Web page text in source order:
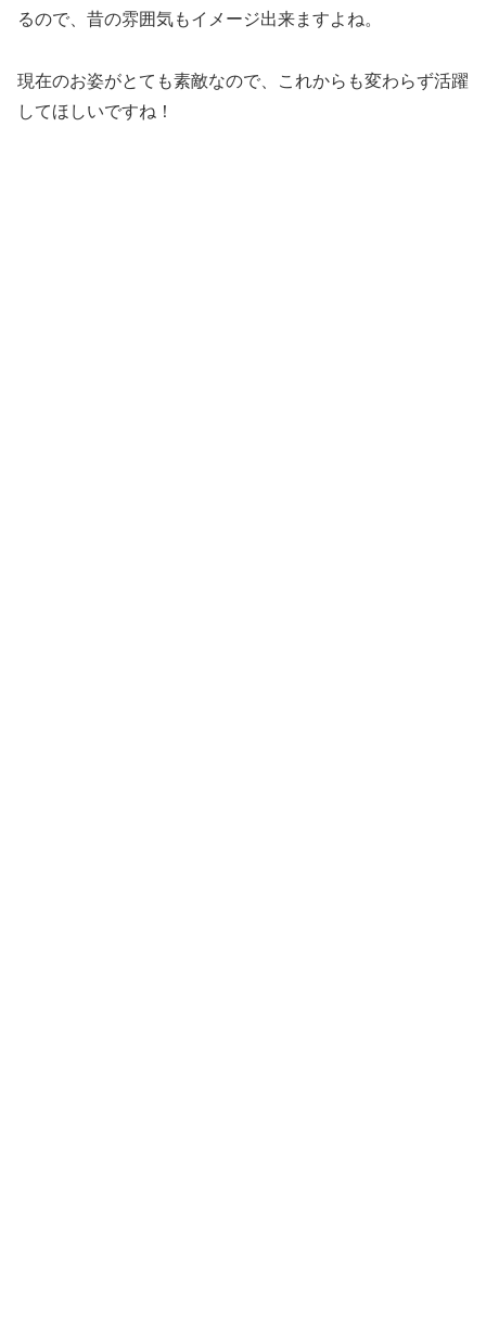
るので、昔の雰囲気もイメージ出来ますよね。
現在のお姿がとても素敵なので、これからも変わらず活躍
してほしいですね！